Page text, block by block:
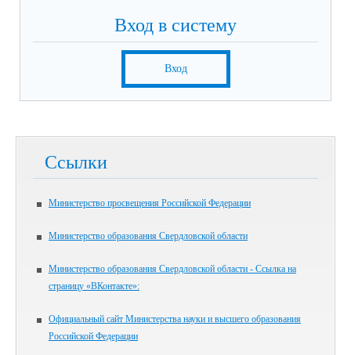
Вход в систему
Вход
Ссылки
Министерство просвещения Российской Федерации
Министерство образования Свердловской области
Министерство образования Свердловской области - Ссылка на
страницу «ВКонтакте»:
Официальный сайт Министерства науки и высшего образования
Российской Федерации